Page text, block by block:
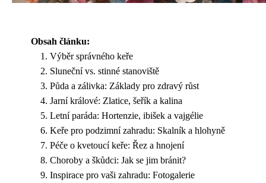
Obsah článku:
Výběr správného keře
Sluneční vs. stinné stanoviště
Půda a zálivka: Základy pro zdravý růst
Jarní králové: Zlatice, šeřík a kalina
Letní paráda: Hortenzie, ibišek a vajgélie
Keře pro podzimní zahradu: Skalník a hlohyně
Péče o kvetoucí keře: Řez a hnojení
Choroby a škůdci: Jak se jim bránit?
Inspirace pro vaši zahradu: Fotogalerie